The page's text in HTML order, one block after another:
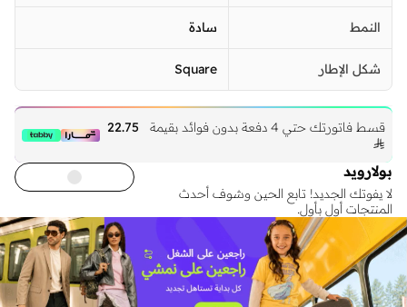
النمط سادة
شكل الإطار Square
قسط فاتورتك حتي 4 دفعة بدون فوائد بقيمة
22.75

بولارويد
لا يفوتك الجديد! تابع الحين وشوف أحدث
المنتجات أول بأول.